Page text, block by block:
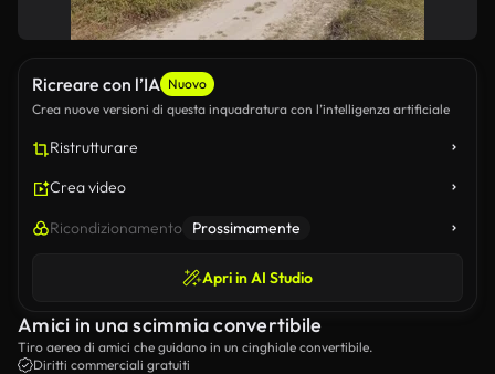
Ricreare con l’IA Nuovo
Crea nuove versioni di questa inquadratura con l’intelligenza artificiale
Ristrutturare
Crea video
Ricondizionamento Prossimamente
Apri in AI Studio
Amici in una scimmia convertibile
Tiro aereo di amici che guidano in un cinghiale convertibile.
Diritti commerciali gratuiti